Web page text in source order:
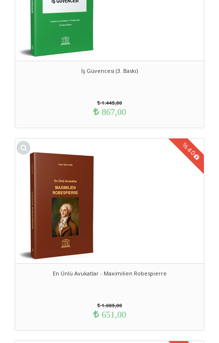
İş Güvencesi (3. Baskı)
1.445,00
867,00
En Ünlü Avukatlar - Maximilien Robespierre
%40
1.085,00
651,00